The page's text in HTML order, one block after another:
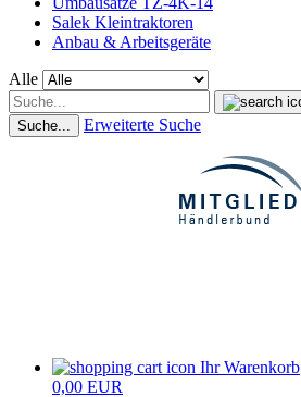
Salek Kleintraktoren
Anbau & Arbeitsgeräte
Alle
Suche... Erweiterte Suche
Ihr Warenkorb
0,00 EUR